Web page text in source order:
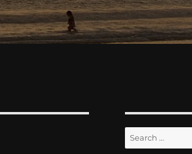
Search
for: